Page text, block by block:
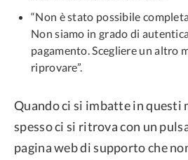
“Non è stato possibile
Non siamo in grado di
pagamento. Scegliere un altro
riprovare”.
Quando ci si imbatte in questi
spesso ci si ritrova con un
pagina web di supporto che